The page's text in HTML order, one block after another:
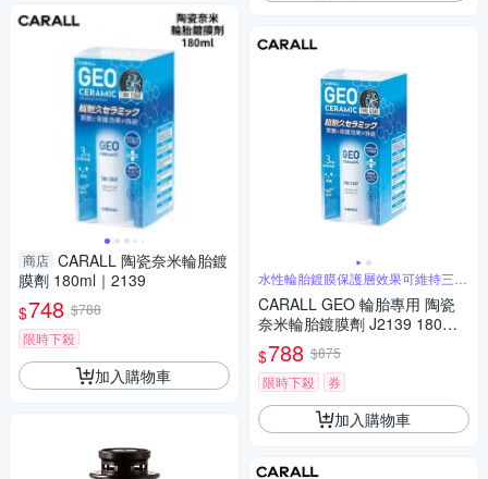
商店 CARALL 陶瓷奈米輪胎鍍
膜劑 180ml｜2139
$748 $788
限時下殺
加入購物車
水性輪胎鍍膜保護層效果可維持三個
月高耐久
CARALL GEO 輪胎專用 陶瓷
奈米輪胎鍍膜劑 J2139 180ml
附海綿
$788 $875
限時下殺
券
加入購物車